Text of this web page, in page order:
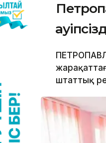
штаттық